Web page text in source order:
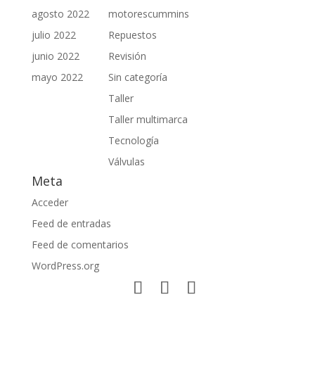
agosto 2022
julio 2022
junio 2022
mayo 2022
motorescummins
Repuestos
Revisión
Sin categoría
Taller
Taller multimarca
Tecnología
Válvulas
Meta
Acceder
Feed de entradas
Feed de comentarios
WordPress.org